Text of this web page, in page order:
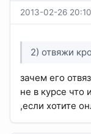
2013-02-26 20:10
2) отвяжи
зачем его
не в курсе что
,если хотите